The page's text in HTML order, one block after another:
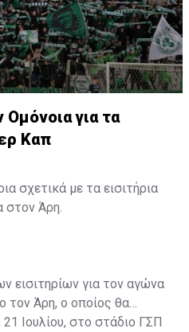
για τα
Καπ
σχετικά με τα εισιτήρια
στον Άρη.
εισιτηρίων για τον αγώνα
τον Άρη, ο οποίος θα
Ιουλίου, στο στάδιο ΓΣΠ